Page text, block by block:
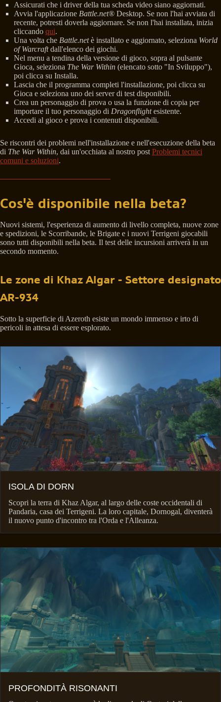
Assicurati che i driver della tua scheda video siano aggiornati.
Avvia l'applicazione Battle.net® Desktop. Se non l'hai avviata di
recente, potresti doverla aggiornare. Se non l'hai installata, inizia
cliccando qui.
Una volta che Battle.netè installato e aggiornato, seleziona World
of Warcraftdall'elenco dei giochi.
Nel menu a tendina della versione di gioco, sopra al pulsante
Gioca, seleziona The War Within (elencato sotto "In Sviluppo"),
poi clicca su Installa.
Lascia che il programma completi l'installazione, poi clicca su
Gioca e seleziona uno dei server di test disponibili.
Crea un personaggio di prova o usa la funzione di copia per
importare il tuo personaggio di Dragonflightesistente.
Accedi al gioco e prova i contenuti disponibili.
Se riscontri dei problemi nell'installazione e nell'esecuzione della beta
di The War Within, dai un'occhiata al nostro postProblemi tecnici
comuni e soluzioni.
Cos'è disponibile nella beta?
Nuovi sistemi, l'esperienza di aumento di livello completa, nuove zone
e spedizioni, le Scorribande, le Brigate e i nuovi Terrigeni giocabili
sono tutti disponibili nella beta. Il test delle incursioni arriverà in un
secondo momento.
Le zone di Khaz Algar - Settore designato
AR-934
Sotto la superficie di Azeroth esiste un mondo immenso e irto di
pericoli in attesa di essere esplorato.
ISOLA DI DORN
Scopri la terra di Khaz Algar, al largo delle coste occidentali di
Pandaria, casa dei Terrigeni. La loro capitale, Dornogal, diventerà
il nuovo punto d'incontro tra l'Orda e l'Alleanza.
PROFONDITÀ RISONANTI